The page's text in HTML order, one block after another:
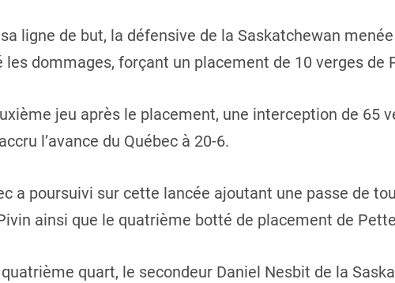
ligne de but, la défensive de la Saskatchewan
dommages, forçant un placement de 10 verges de
jeu après le placement, une interception de 65
l’avance du Québec à 20-6.
a poursuivi sur cette lancée ajoutant une passe de
ainsi que le quatrième botté de placement de
quatrième quart, le secondeur Daniel Nesbit de la